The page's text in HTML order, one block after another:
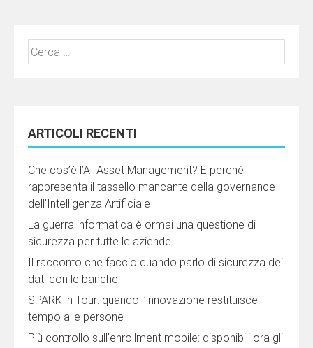
Ricerca
per:
ARTICOLI RECENTI
Che cos’è l’AI Asset Management? E perché
rappresenta il tassello mancante della governance
dell’Intelligenza Artificiale
La guerra informatica è ormai una questione di
sicurezza per tutte le aziende
Il racconto che faccio quando parlo di sicurezza dei
dati con le banche
SPARK in Tour: quando l’innovazione restituisce
tempo alle persone
Più controllo sull’enrollment mobile: disponibili ora gli